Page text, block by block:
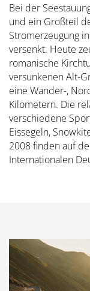
Bei der
und ein Großteil
Stromerzeugung
versenkt. Heute
romanische
versunkenen Alt-
eine Wander-,
Kilometern. Die
verschiedene
Eissegeln,
2008 finden auf
Internationalen